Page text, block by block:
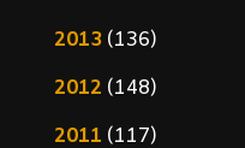
2013(136)
2012 (148)
2011 (117)